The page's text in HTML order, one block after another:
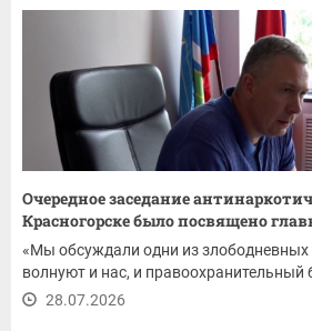
Очередное заседание
Красногорске было посвящено
«Мы обсуждали одни из злободневных
волнуют и нас, и правоохранительный
28.07.2026